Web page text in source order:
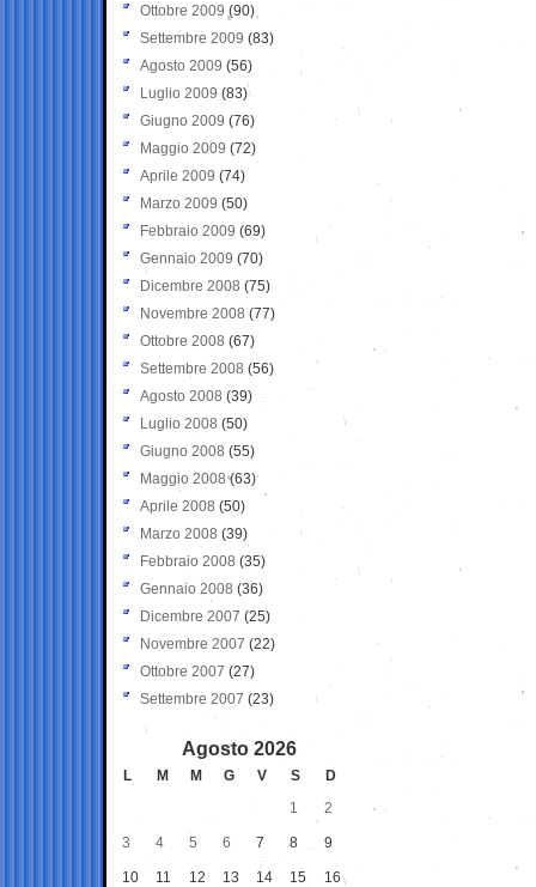
Ottobre 2009 (90)
Settembre 2009 (83)
Agosto 2009 (56)
Luglio 2009 (83)
Giugno 2009 (76)
Maggio 2009 (72)
Aprile 2009 (74)
Marzo 2009 (50)
Febbraio 2009 (69)
Gennaio 2009 (70)
Dicembre 2008 (75)
Novembre 2008 (77)
Ottobre 2008 (67)
Settembre 2008 (56)
Agosto 2008 (39)
Luglio 2008 (50)
Giugno 2008 (55)
Maggio 2008(63)
Aprile 2008 (50)
Marzo 2008 (39)
Febbraio 2008 (35)
Gennaio 2008 (36)
Dicembre 2007 (25)
Novembre 2007 (22)
Ottobre 2007 (27)
Settembre 2007 (23)
Agosto 2026
L M M G V S
D
1
2
3 4 5 6 7 8 9
10 11 12 13 14 15 16